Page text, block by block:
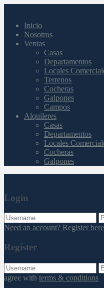
Inicio
Nosotros
Ventas
Casas
Departamentos
Locales
Terrenos
Cocheras
Galpones
Campos
Alquileres
Casas
Departamentos
Locales
Cocheras
Galpones
Login
Need an account? Register
Register
agree with terms & conditions